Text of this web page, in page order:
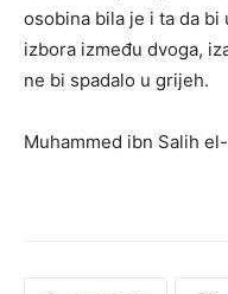
osobina bila je i ta da
izbora između dvoga,
ne bi spadalo u grijeh.
Muhammed ibn Salih